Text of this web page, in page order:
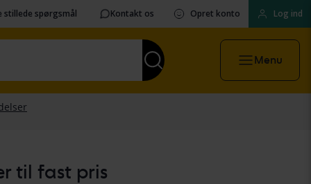
stillede spørgsmål Kontakt os Opret konto Log ind
Menu
til fast pris